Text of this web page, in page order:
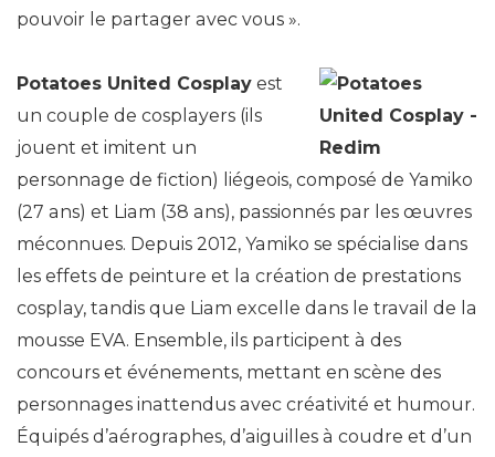
pouvoir le partager avec vous ».
Potatoes United Cosplay est
un couple de cosplayers (ils
jouent et imitent un
personnage de fiction) liégeois, composé de Yamiko
(27 ans) et Liam (38 ans), passionnés par les œuvres
méconnues. Depuis 2012, Yamiko se spécialise dans
les effets de peinture et la création de prestations
cosplay, tandis que Liam excelle dans le travail de la
mousse EVA. Ensemble, ils participent à des
concours et événements, mettant en scène des
personnages inattendus avec créativité et humour.
Équipés d’aérographes, d’aiguilles à coudre et d’un